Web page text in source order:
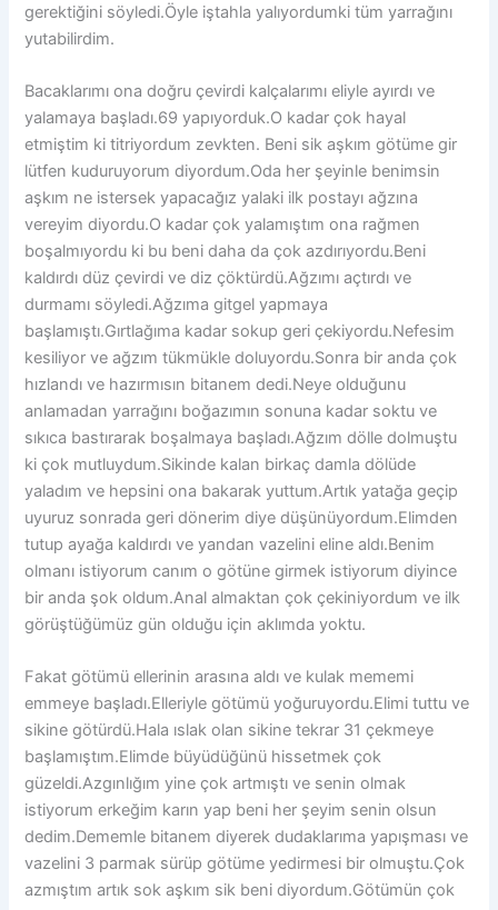
gerektiğini söyledi.Öyle iştahla yalıyordumki tüm yarrağını
yutabilirdim.
Bacaklarımı ona doğru çevirdi kalçalarımı eliyle ayırdı ve
yalamaya başladı.69 yapıyorduk.O kadar çok hayal
etmiştim ki titriyordum zevkten. Beni sik aşkım götüme gir
lütfen kuduruyorum diyordum.Oda her şeyinle benimsin
aşkım ne istersek yapacağız yalaki ilk postayı ağzına
vereyim diyordu.O kadar çok yalamıştım ona rağmen
boşalmıyordu ki bu beni daha da çok azdırıyordu.Beni
kaldırdı düz çevirdi ve diz çöktürdü.Ağzımı açtırdı ve
durmamı söyledi.Ağzıma gitgel yapmaya
başlamıştı.Gırtlağıma kadar sokup geri çekiyordu.Nefesim
kesiliyor ve ağzım tükmükle doluyordu.Sonra bir anda çok
hızlandı ve hazırmısın bitanem dedi.Neye olduğunu
anlamadan yarrağını boğazımın sonuna kadar soktu ve
sıkıca bastırarak boşalmaya başladı.Ağzım dölle dolmuştu
ki çok mutluydum.Sikinde kalan birkaç damla dölüde
yaladım ve hepsini ona bakarak yuttum.Artık yatağa geçip
uyuruz sonrada geri dönerim diye düşünüyordum.Elimden
tutup ayağa kaldırdı ve yandan vazelini eline aldı.Benim
olmanı istiyorum canım o götüne girmek istiyorum diyince
bir anda şok oldum.Anal almaktan çok çekiniyordum ve ilk
görüştüğümüz gün olduğu için aklımda yoktu.
Fakat götümü ellerinin arasına aldı ve kulak mememi
emmeye başladı.Elleriyle götümü yoğuruyordu.Elimi tuttu ve
sikine götürdü.Hala ıslak olan sikine tekrar 31 çekmeye
başlamıştım.Elimde büyüdüğünü hissetmek çok
güzeldi.Azgınlığım yine çok artmıştı ve senin olmak
istiyorum erkeğim karın yap beni her şeyim senin olsun
dedim.Dememle bitanem diyerek dudaklarıma yapışması ve
vazelini 3 parmak sürüp götüme yedirmesi bir olmuştu.Çok
azmıştım artık sok aşkım sik beni diyordum.Götümün çok